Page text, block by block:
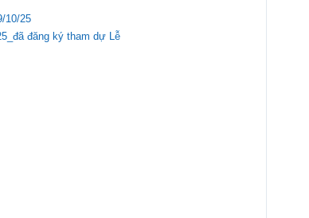
10/25
đăng ký tham dự Lễ